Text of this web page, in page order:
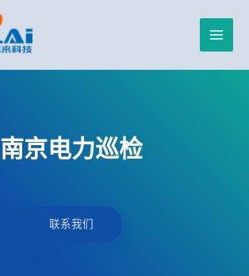
Main
南京电力巡检
联系我们